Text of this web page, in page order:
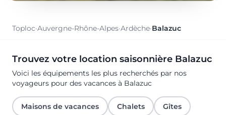
Toploc·Auvergne-Rhône-Alpes·Ardèche·Balazuc
Trouvez votre location saisonnière Balazuc
Voici les équipements les plus recherchés par nos
voyageurs pour des vacances à Balazuc
Maisons de vacances Chalets Gîtes